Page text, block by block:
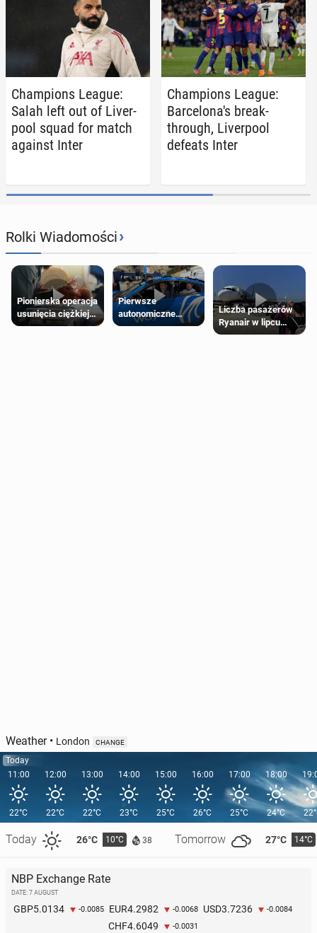
Cham­pi­ons League:
Salah left out of Liv­er­
pool squad for match
against Inter
Cham­pi­ons League:
Barcelon­a's break­
through, Liv­er­pool
defeats Inter
Rolki Wiadomości›
Pionierska operacja
usunięcia ciężkiej
wady wrodzonej
Pierwsze
autonomiczne
Ubery pojawią się
Liczba pasażerów
Ryanair w lipcu
pobiła rekord
Weather• London CHANGE
Today
11:00
22°C
Today 26°C 10°C 38 Tomorrow 27°C 14°C
12:00
22°C
13:00
22°C
14:00
23°C
15:00
25°C
16:00
26°C
17:00
25°C
18:00
24°C
NBP Exchange Rate
DATE: 7 AUGUST
GBP5.0134 -0.0085 EUR4.2982 -0.0068 USD3.7236 -0.0084
CHF4.6049 -0.0031